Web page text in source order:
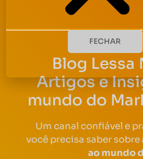
Blog Lessa
Artigos e
mundo do
Um canal confiável e
você precisa saber sobre
ao mundo
FECHAR